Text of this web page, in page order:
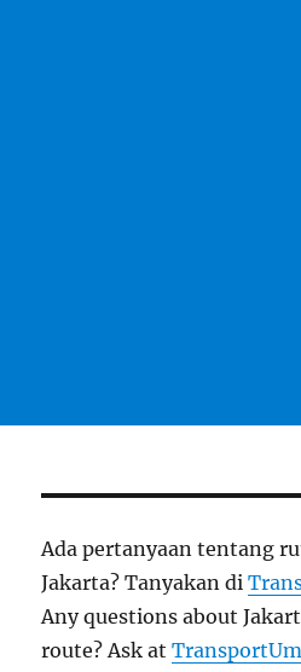
Ada pertanyaan tentang
Jakarta? Tanyakan di
Any questions about
route? Ask at